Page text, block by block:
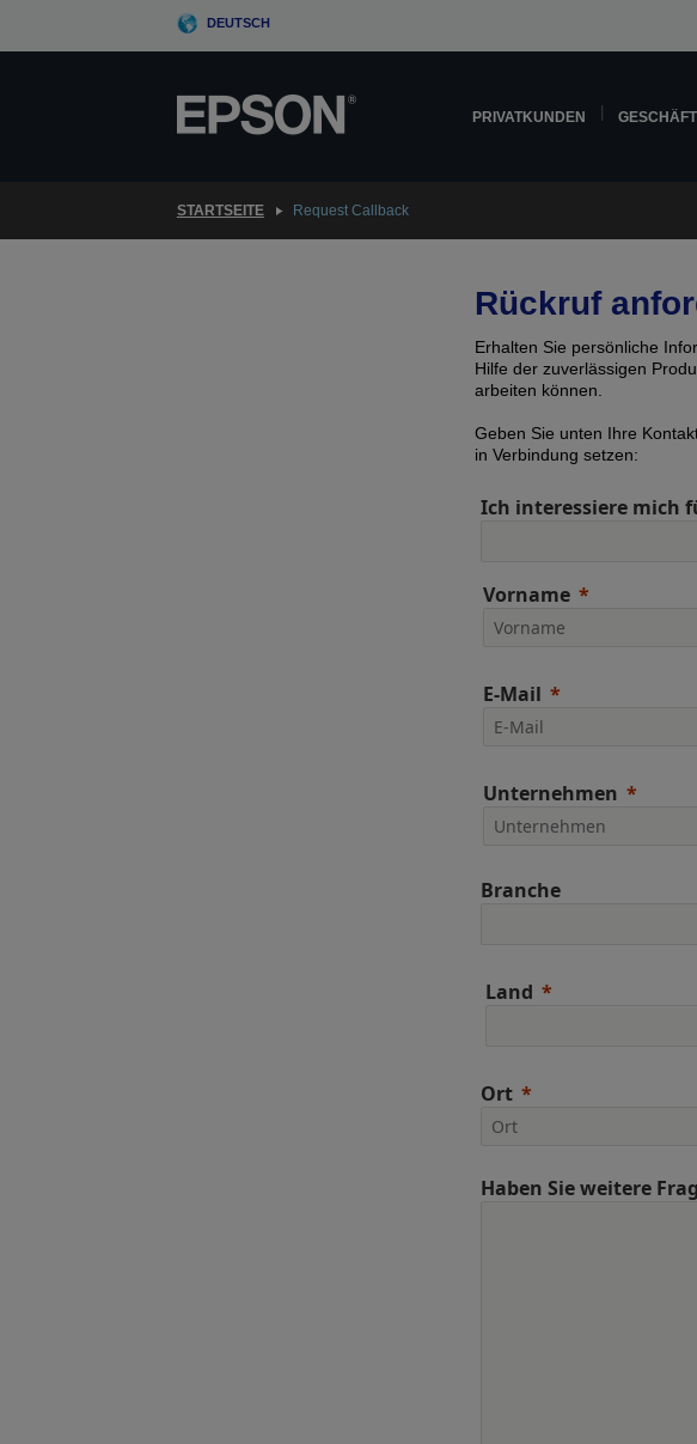
DEUTSCH
PRIVATKUNDEN
STARTSEITE Request Callback
Rückruf
Erhalten Sie persönliche
Hilfe der zuverlässigen
arbeiten können.
Geben Sie unten Ihre
in Verbindung setzen:
Ich interessiere mich
Vorname
E-Mail
Unternehmen
Branche
Land
Ort
Haben Sie weitere